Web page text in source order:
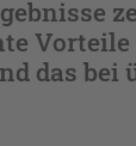
Vorteile
das